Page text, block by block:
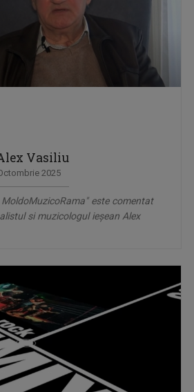
Alex Vasiliu
2025
este comentat
si muzicologul ieșean Alex